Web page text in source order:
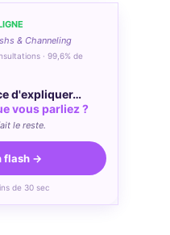
& Channeling
· 99,6% de
d'expliquer…
vous parliez ?
le reste.
flash →
de 30 sec